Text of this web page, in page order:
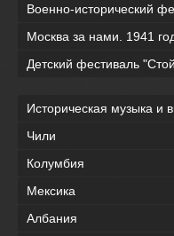
Военно-исторический
Москва за нами. 1941
Детский фестиваль
Историческая музыка и
Чили
Колумбия
Мексика
Албания